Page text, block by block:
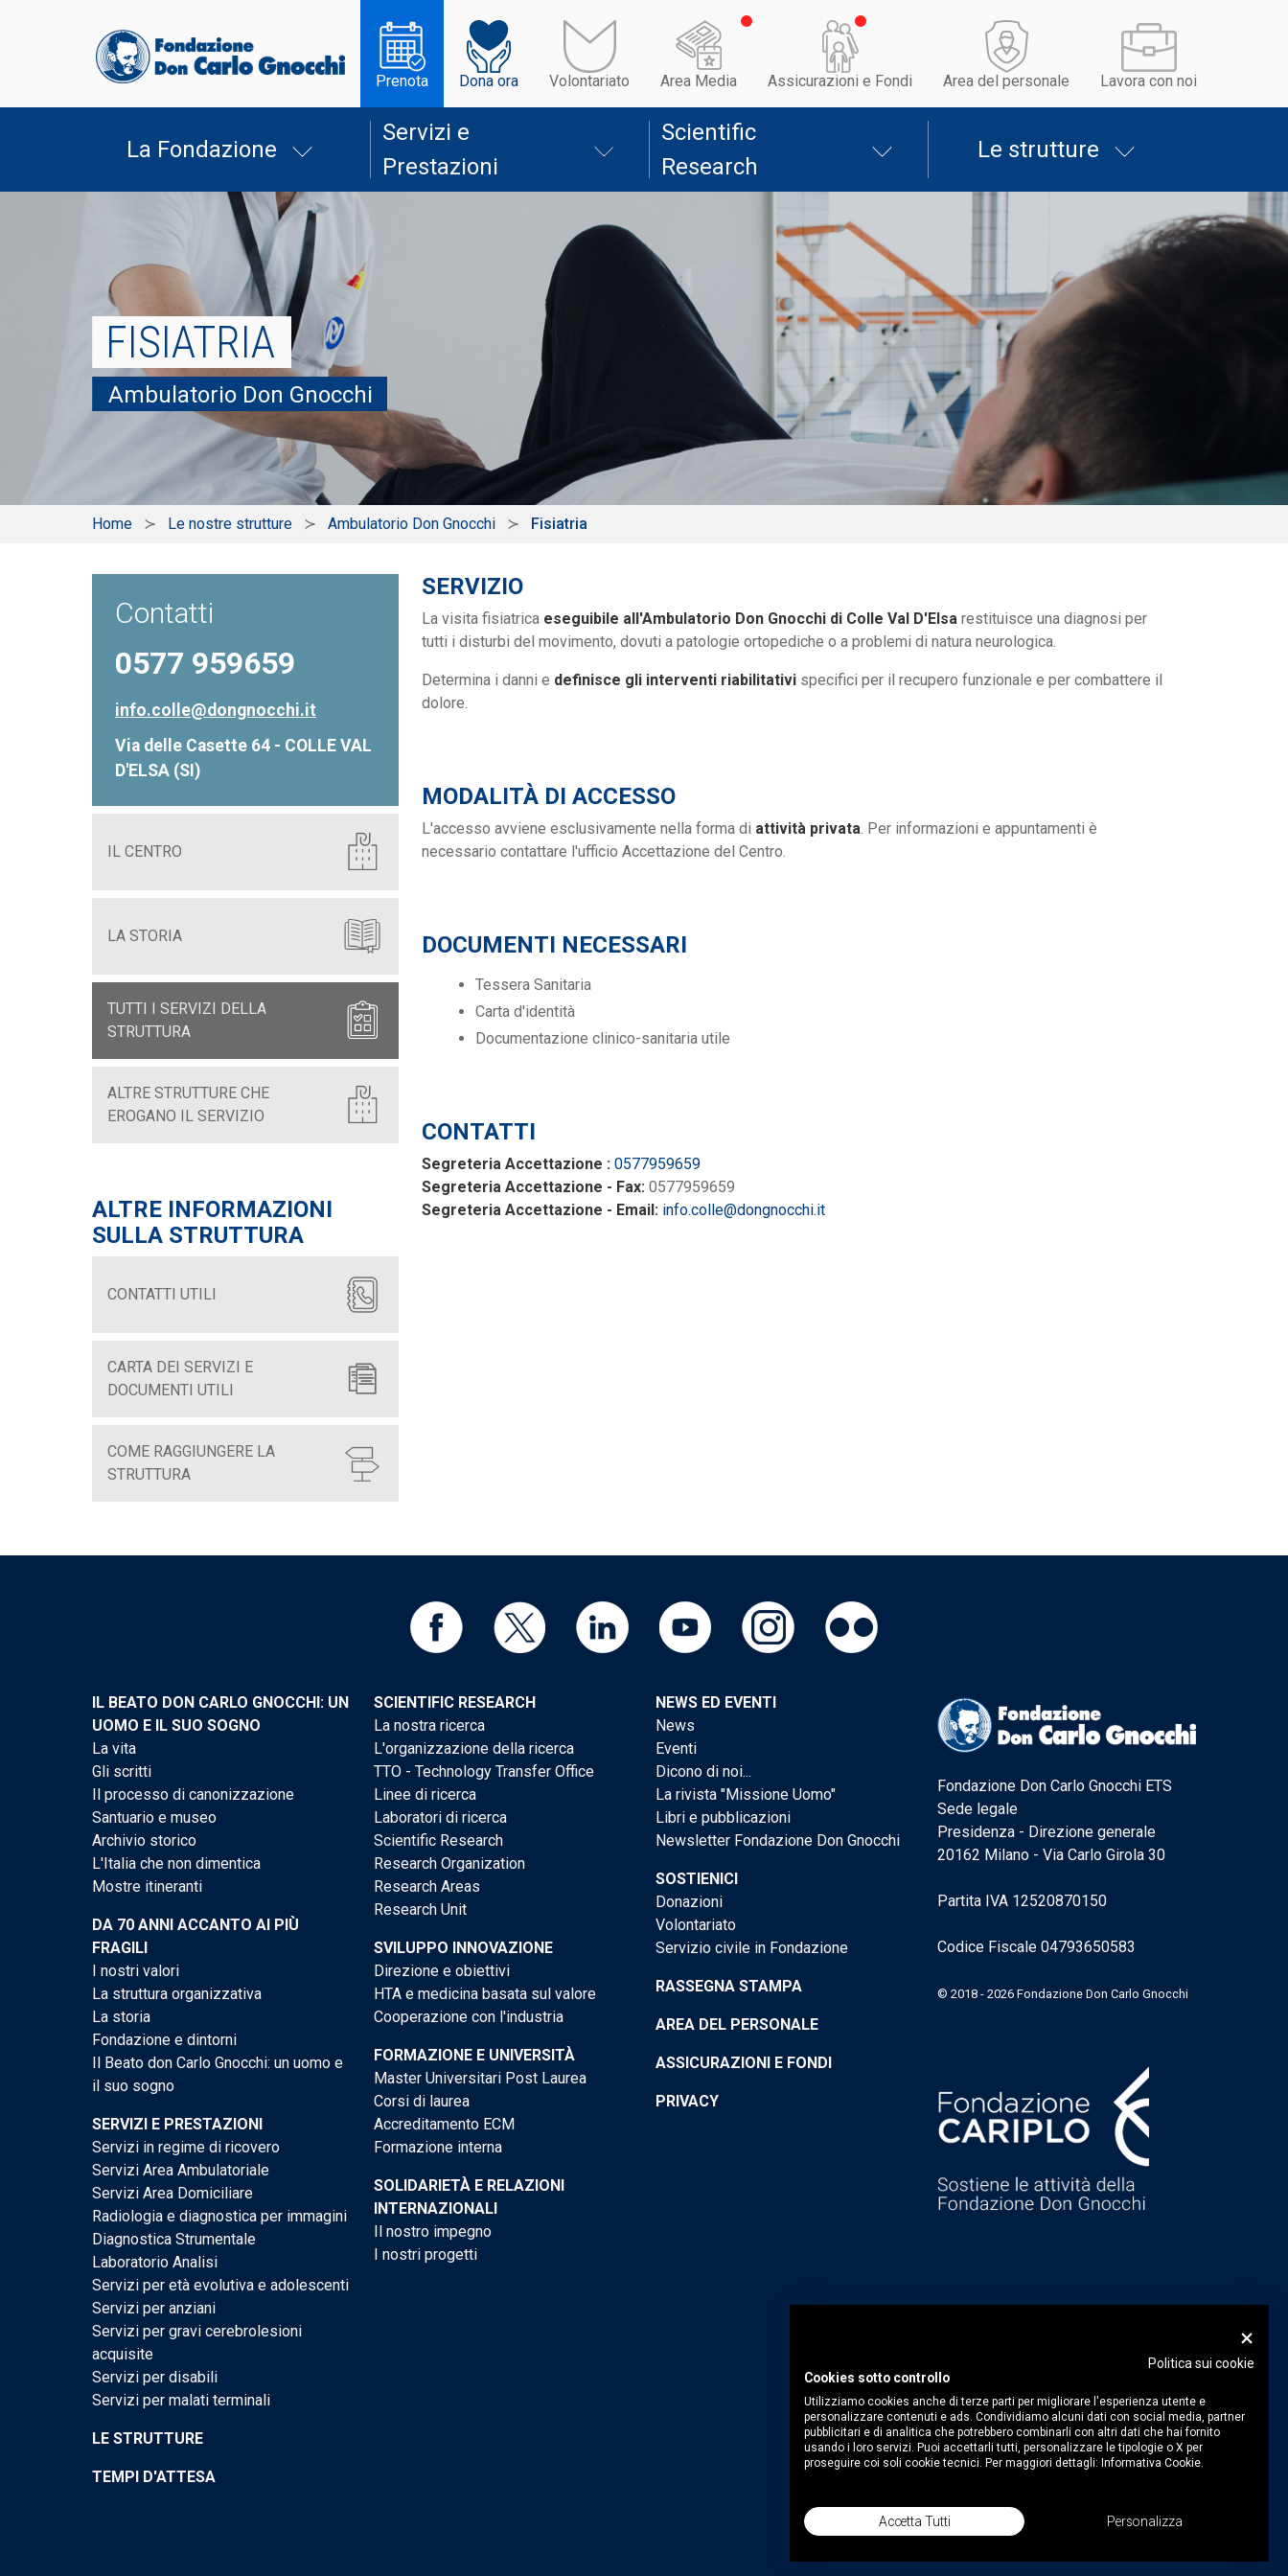
Prenota Dona ora Volontariato Area Media Assicurazioni e Fondi Area del personale Lavora con noi
La Fondazione
Servizi e
Prestazioni
Scientific
Research
Le strutture
FISIATRIA
Ambulatorio Don Gnocchi
Home Le nostre strutture Ambulatorio Don Gnocchi Fisiatria
Contatti
0577 959659
info.colle@dongnocchi.it
Via delle Casette 64 - COLLE VAL
D'ELSA (SI)
IL CENTRO
LA STORIA
TUTTI I SERVIZI DELLA
STRUTTURA
ALTRE STRUTTURE CHE
EROGANO IL SERVIZIO
ALTRE INFORMAZIONI
SULLA STRUTTURA
CONTATTI UTILI
CARTA DEI SERVIZI E
DOCUMENTI UTILI
COME RAGGIUNGERE LA
STRUTTURA
SERVIZIO
La visita fisiatrica eseguibile all'Ambulatorio Don Gnocchi di Colle Val D'Elsa restituisce una diagnosi per
tutti i disturbi del movimento, dovuti a patologie ortopediche o a problemi di natura neurologica.
Determina i danni e definisce gli interventi riabilitativi specifici per il recupero funzionale e per combattere il
dolore.
MODALITÀ DI ACCESSO
L'accesso avviene esclusivamente nella forma di attività privata. Per informazioni e appuntamenti è
necessario contattare l'ufficio Accettazione del Centro.
DOCUMENTI NECESSARI
Tessera Sanitaria
Carta d'identità
Documentazione clinico-sanitaria utile
CONTATTI
Segreteria Accettazione : 0577959659
Segreteria Accettazione - Fax: 0577959659
Segreteria Accettazione - Email: info.colle@dongnocchi.it
IL BEATO DON CARLO GNOCCHI: UN
UOMO E IL SUO SOGNO
La vita
Gli scritti
Il processo di canonizzazione
Santuario e museo
Archivio storico
L'Italia che non dimentica
Mostre itineranti
DA 70 ANNI ACCANTO AI PIÙ
FRAGILI
I nostri valori
La struttura organizzativa
La storia
Fondazione e dintorni
Il Beato don Carlo Gnocchi: un uomo e
il suo sogno
SERVIZI E PRESTAZIONI
Servizi in regime di ricovero
Servizi Area Ambulatoriale
Servizi Area Domiciliare
Radiologia e diagnostica per immagini
Diagnostica Strumentale
Laboratorio Analisi
Servizi per età evolutiva e adolescenti
Servizi per anziani
Servizi per gravi cerebrolesioni
acquisite
Servizi per disabili
Servizi per malati terminali
LE STRUTTURE
TEMPI D'ATTESA
SCIENTIFIC RESEARCH
La nostra ricerca
L'organizzazione della ricerca
TTO - Technology Transfer Office
Linee di ricerca
Laboratori di ricerca
Scientific Research
Research Organization
Research Areas
Research Unit
SVILUPPO INNOVAZIONE
Direzione e obiettivi
HTA e medicina basata sul valore
Cooperazione con l'industria
FORMAZIONE E UNIVERSITÀ
Master Universitari Post Laurea
Corsi di laurea
Accreditamento ECM
Formazione interna
SOLIDARIETÀ E RELAZIONI
INTERNAZIONALI
Il nostro impegno
I nostri progetti
NEWS ED EVENTI
News
Eventi
Dicono di noi...
La rivista "Missione Uomo"
Libri e pubblicazioni
Newsletter Fondazione Don Gnocchi
SOSTIENICI
Donazioni
Volontariato
Servizio civile in Fondazione
RASSEGNA STAMPA
AREA DEL PERSONALE
ASSICURAZIONI E FONDI
PRIVACY
Fondazione Don Carlo Gnocchi ETS
Sede legale
Presidenza - Direzione generale
20162 Milano - Via Carlo Girola 30
Partita IVA 12520870150
Codice Fiscale 04793650583
© 2018 - 2026 Fondazione Don Carlo Gnocchi
Politica sui cookie
Cookies sotto controllo
Utilizziamo cookies anche di terze parti per migliorare l'esperienza utente e
personalizzare contenuti e ads. Condividiamo alcuni dati con social media, partner
pubblicitari e di analitica che potrebbero combinarli con altri dati che hai fornito
usando i loro servizi. Puoi accettarli tutti, personalizzare le tipologie o X per
proseguire coi soli cookie tecnici. Per maggiori dettagli: Informativa Cookie.
Accetta Tutti Personalizza